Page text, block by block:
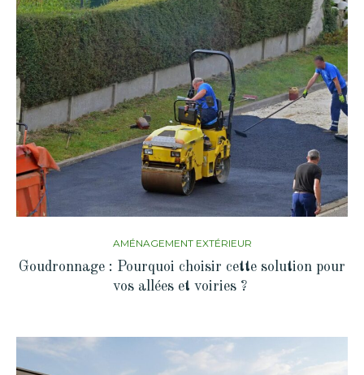
AMÉNAGEMENT EXTÉRIEUR
Goudronnage : Pourquoi choisir cette solution pour
vos allées et voiries ?